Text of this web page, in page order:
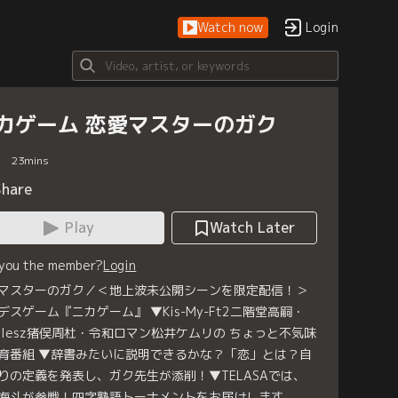
Watch now Login
ゲーム 恋愛マスターのガク
23mins
Play
Watch Later
the member?Login
スターのガク／＜地上波未公開シーンを限定配信！＞
スゲーム『ニカゲーム』 ▼Kis-My-Ft2二階堂高嗣・
猪俣周杜・令和ロマン松井ケムリの ちょっと不気味
番組 ▼辞書みたいに説明できるかな？「恋」とは？自
の定義を発表し、ガク先生が添削！▼TELASAでは、